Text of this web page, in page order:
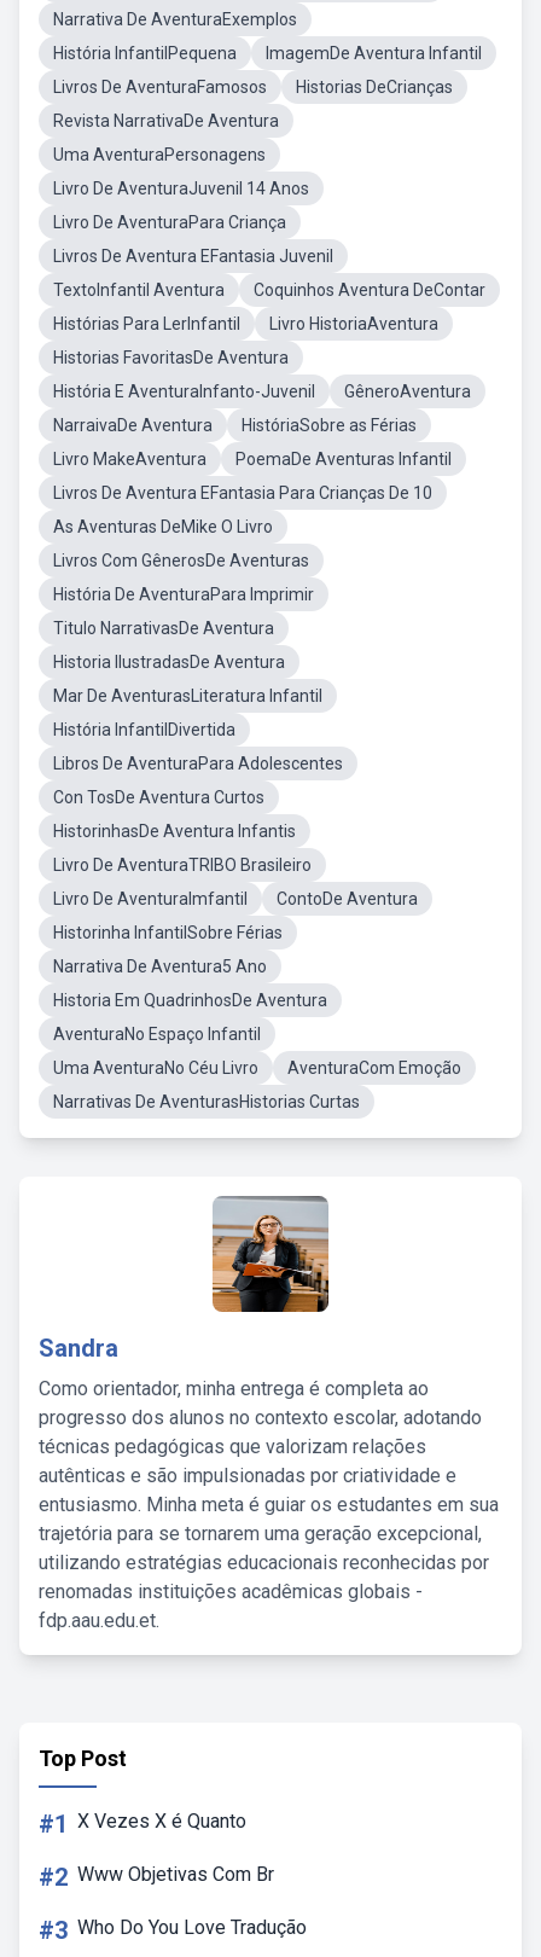
Narrativa De AventuraExemplos
História InfantilPequena
ImagemDe Aventura Infantil
Livros De AventuraFamosos
Historias DeCrianças
Revista NarrativaDe Aventura
Uma AventuraPersonagens
Livro De AventuraJuvenil 14 Anos
Livro De AventuraPara Criança
Livros De Aventura EFantasia Juvenil
TextoInfantil Aventura
Coquinhos Aventura DeContar
Histórias Para LerInfantil
Livro HistoriaAventura
Historias FavoritasDe Aventura
História E AventuraInfanto-Juvenil
GêneroAventura
NarraivaDe Aventura
HistóriaSobre as Férias
Livro MakeAventura
PoemaDe Aventuras Infantil
Livros De Aventura EFantasia Para Crianças De 10
As Aventuras DeMike O Livro
Livros Com GênerosDe Aventuras
História De AventuraPara Imprimir
Titulo NarrativasDe Aventura
Historia IlustradasDe Aventura
Mar De AventurasLiteratura Infantil
História InfantilDivertida
Libros De AventuraPara Adolescentes
Con TosDe Aventura Curtos
HistorinhasDe Aventura Infantis
Livro De AventuraTRIBO Brasileiro
Livro De AventuraImfantil
ContoDe Aventura
Historinha InfantilSobre Férias
Narrativa De Aventura5 Ano
Historia Em QuadrinhosDe Aventura
AventuraNo Espaço Infantil
Uma AventuraNo Céu Livro
AventuraCom Emoção
Narrativas De AventurasHistorias Curtas
Sandra
Como orientador, minha entrega é completa ao
progresso dos alunos no contexto escolar, adotando
técnicas pedagógicas que valorizam relações
autênticas e são impulsionadas por criatividade e
entusiasmo. Minha meta é guiar os estudantes em sua
trajetória para se tornarem uma geração excepcional,
utilizando estratégias educacionais reconhecidas por
renomadas instituições acadêmicas globais -
fdp.aau.edu.et.
Top Post
#1 X Vezes X é Quanto
#2 Www Objetivas Com Br
#3 Who Do You Love Tradução